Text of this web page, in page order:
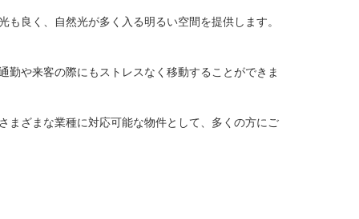
良く、自然光が多く入る明るい空間を提供します。
や来客の際にもストレスなく移動することができま
まざまな業種に対応可能な物件として、多くの方にご